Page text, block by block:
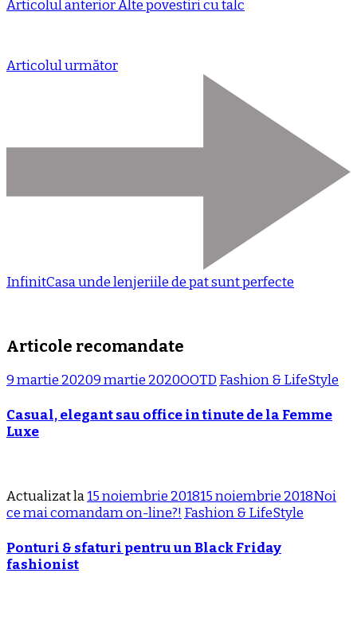
Articolul anteriorAlte povestiri cu talc
Articolul următor
InfinitCasa unde lenjeriile de pat sunt perfecte
Articole recomandate
9 martie 20209 martie 2020OOTD Fashion & LifeStyle
Casual, elegant sau office in tinute de la Femme
Luxe
Actualizat la15 noiembrie 201815 noiembrie 2018Noi
ce mai comandam on-line?! Fashion & LifeStyle
Ponturi & sfaturi pentru un Black Friday
fashionist